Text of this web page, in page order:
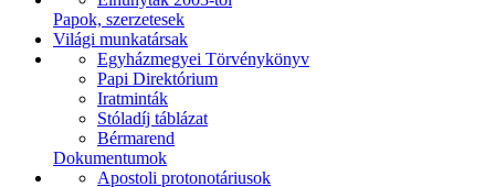
Papok, szerzetesek
Világi munkatársak
Egyházmegyei Törvénykönyv
Papi Direktórium
Iratminták
Stóladíj táblázat
Bérmarend
Dokumentumok
Apostoli protonotáriusok